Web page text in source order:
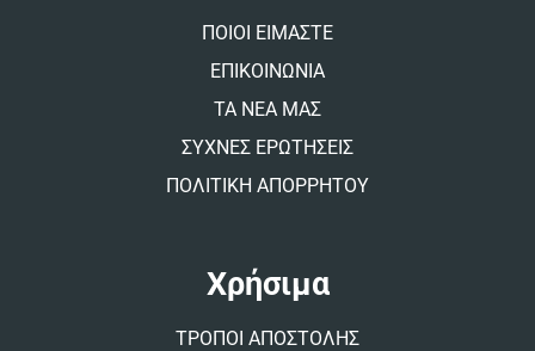
ΠΟΙΟΙ ΕΙΜΑΣΤΕ
ΕΠΙΚΟΙΝΩΝΙΑ
ΤΑ ΝΕΑ ΜΑΣ
ΣΥΧΝΕΣ ΕΡΩΤΗΣΕΙΣ
ΠΟΛΙΤΙΚΗ ΑΠΟΡΡΗΤΟΥ
Χρήσιμα
ΤΡΟΠΟΙ ΑΠΟΣΤΟΛΗΣ